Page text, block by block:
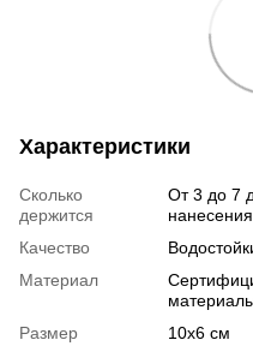
Характеристики
Сколько
держится
От 3 до 7
нанесения
Качество
Материал
Размер
10х6 см